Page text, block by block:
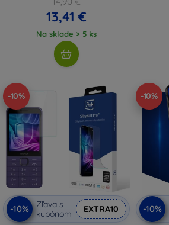
13,41 €
Na sklade > 5 ks
-10%
-10%
Zľava s
kupónom
EXTRA10
-10%
-10%